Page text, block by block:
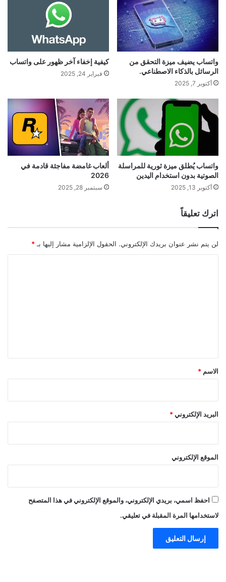
واتساب يضيف ميزة التحقق من
الرسائل بالذكاء الاصطناعي.
أكتوبر 7, 2025
كيفية إخفاء آخر ظهور على واتساب
فبراير 24, 2025
واتساب يُطلق ميزة ثورية للمراسلة
الصوتية بدون استخدام اليدين
أكتوبر 13, 2025
ألعاب غامضة مفاجئة قادمة في
2026
سبتمبر 28, 2025
اترك تعليقاً
لن يتم نشر عنوان بريدك الإلكتروني. الحقول الإلزامية مشار إليها بـ *
*
الاسم *
البريد الإلكتروني *
الموقع الإلكتروني
احفظ اسمي، بريدي الإلكتروني، والموقع الإلكتروني في هذا المتصفح
لاستخدامها المرة المقبلة في تعليقي.